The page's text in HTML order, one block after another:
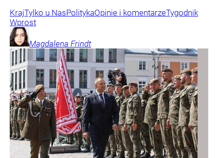
KrajTylko u NasPolitykaOpinie i komentarzeTygodnik
Wprost
Magdalena Frindt